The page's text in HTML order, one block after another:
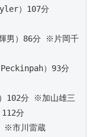
）107分
男）86分 ※片岡千
）93分
102分 ※加山雄三
分
※市川雷蔵